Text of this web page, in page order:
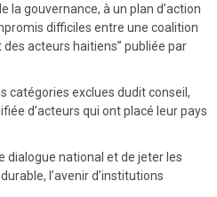
la gouvernance, à un plan d’action
difficiles entre une coalition
acteurs haitiens” publiée par
catégories exclues dudit conseil,
d’acteurs qui ont placé leur pays
dialogue national et de jeter les
l’avenir d’institutions